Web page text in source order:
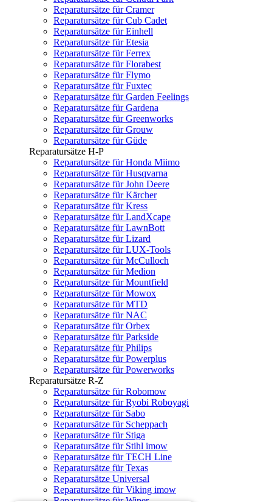
Reparatursätze für Cramer
Reparatursätze für Cub Cadet
Reparatursätze für Einhell
Reparatursätze für Etesia
Reparatursätze für Ferrex
Reparatursätze für Florabest
Reparatursätze für Flymo
Reparatursätze für Fuxtec
Reparatursätze für Garden Feelings
Reparatursätze für Gardena
Reparatursätze für Greenworks
Reparatursätze für Grouw
Reparatursätze für Güde
Reparatursätze H-P
Reparatursätze für Honda Miimo
Reparatursätze für Husqvarna
Reparatursätze für John Deere
Reparatursätze für Kärcher
Reparatursätze für Kress
Reparatursätze für LandXcape
Reparatursätze für LawnBott
Reparatursätze für Lizard
Reparatursätze für LUX-Tools
Reparatursätze für McCulloch
Reparatursätze für Medion
Reparatursätze für Mountfield
Reparatursätze für Mowox
Reparatursätze für MTD
Reparatursätze für NAC
Reparatursätze für Orbex
Reparatursätze für Parkside
Reparatursätze für Philips
Reparatursätze für Powerplus
Reparatursätze für Powerworks
Reparatursätze R-Z
Reparatursätze für Robomow
Reparatursätze für Ryobi Roboyagi
Reparatursätze für Sabo
Reparatursätze für Scheppach
Reparatursätze für Stiga
Reparatursätze für Stihl imow
Reparatursätze für TECH Line
Reparatursätze für Texas
Reparatursätze Universal
Reparatursätze für Viking imow